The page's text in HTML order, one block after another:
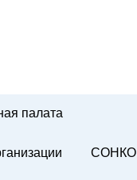
палата
СОНКО